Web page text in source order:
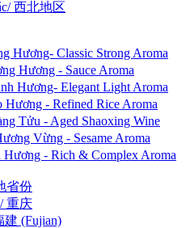
西北地区
Hương- Classic Strong Aroma
Hương - Sauce Aroma
Hương- Elegant Light Aroma
Hương - Refined Rice Aroma
Tửu - Aged Shaoxing Wine
Vừng - Sesame Aroma
- Rich & Complex Aroma
省份
重庆
建 (Fujian)